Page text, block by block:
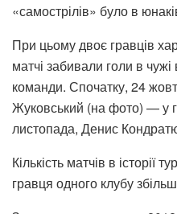
«самострілів» було в
При цьому двоє гравців
матчі забивали голи в
команди. Спочатку, 24
Жуковський (на фото) — у
листопада, Денис
Кількість матчів в історії
гравця одного клубу